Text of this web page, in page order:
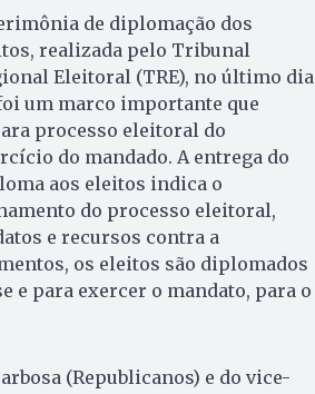
de diplomação dos
realizada pelo Tribunal
Eleitoral (TRE), no último dia
um marco importante que
processo eleitoral do
do mandado. A entrega do
aos eleitos indica o
do processo eleitoral,
e recursos contra a
os eleitos são diplomados
e para exercer o mandato, para o
(Republicanos) e do vice-